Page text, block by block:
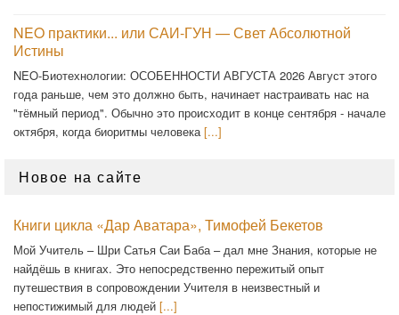
NEO практики... или САИ-ГУН — Свет Абсолютной
Истины
NEO-Биотехнологии: ОСОБЕННОСТИ АВГУСТА 2026 Август этого
года раньше, чем это должно быть, начинает настраивать нас на
"тёмный период". Обычно это происходит в конце сентября - начале
октября, когда биоритмы человека [...]
Новое на сайте
Книги цикла «Дар Аватара», Тимофей Бекетов
Мой Учитель – Шри Сатья Саи Баба – дал мне Знания, которые не
найдёшь в книгах. Это непосредственно пережитый опыт
путешествия в сопровождении Учителя в неизвестный и
непостижимый для людей [...]